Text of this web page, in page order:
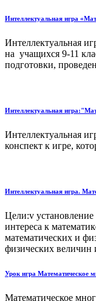
Интеллектуальная игра
Интеллектуальная
на учащихся 9-11
подготовки,
Интеллектуальная
Интеллектуальная
конспект к игре,
Интеллектуальная игра.
Цели:v
интереса к
математических и
физических величин
Урок игра Математическое
Математическое